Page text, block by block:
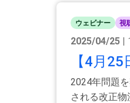
ウェビナー 視
2025/04/25 |
【4月
2024年問題
される改正